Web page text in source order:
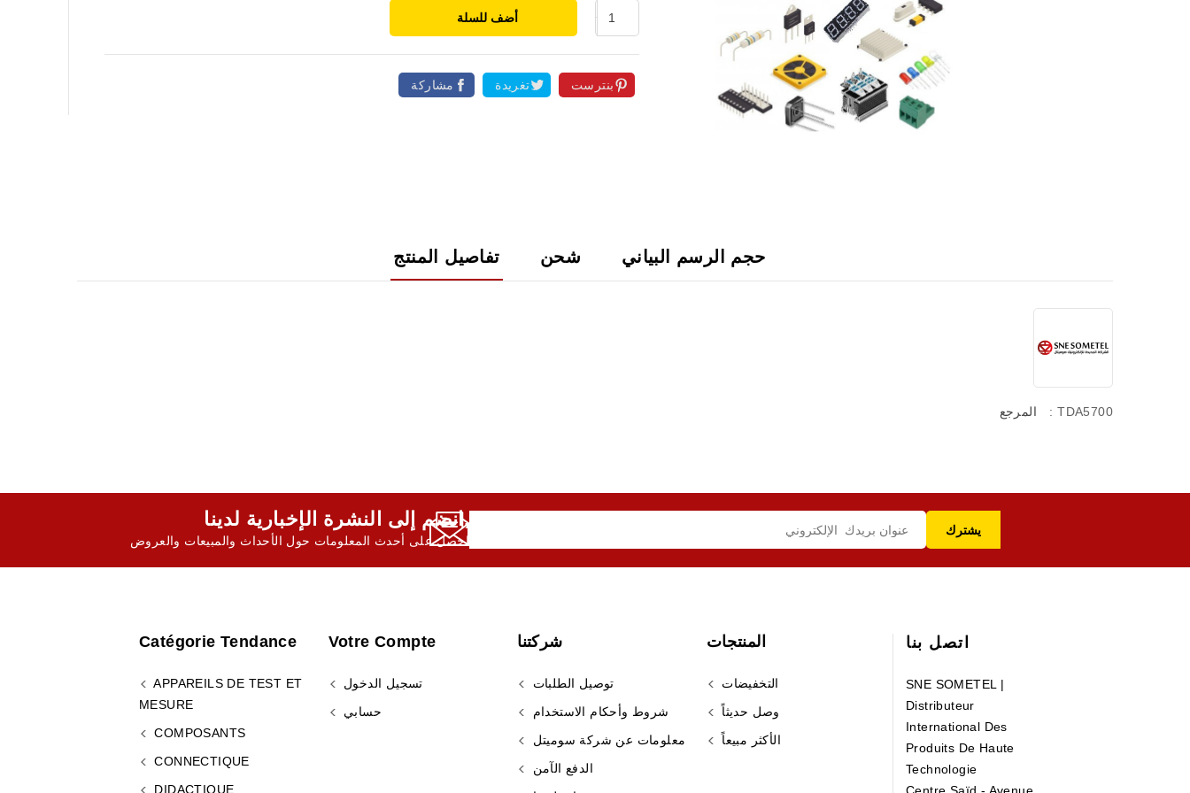
أضف للسلة
مشاركة تغريدة بنترست
تفاصيل المنتج شحن حجم الرسم البياني
المرجع : TDA5700
انضم إلى النشرة الإخبارية لدينا,
احصل على أحدث المعلومات حول الأحداث والمبيعات والعروض
اتصل بنا
SNE SOMETEL |
Distributeur
International Des
Produits De Haute
Technologie
المنتجات
التخفيضات
وصل حديثاً
الأكثر مبيعاً
شركتنا
توصيل الطلبات
شروط وأحكام الاستخدام
معلومات عن شركة سوميتل
الدفع الآمن
Votre Compte
تسجيل الدخول
حسابي
Catégorie Tendance
APPAREILS DE TEST ET
MESURE
COMPOSANTS
CONNECTIQUE
DIDACTIQUE